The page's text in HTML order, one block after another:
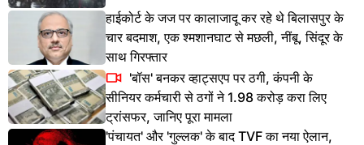
हाईकोर्ट के जज पर कालाजादू कर रहे थे बिलासपुर के
चार बदमाश, एक श्मशानघाट से मछली, नींबू, सिंदूर के
साथ गिरफ्तार
'बॉस' बनकर व्हाट्सएप पर ठगी, कंपनी के
सीनियर कर्मचारी से ठगों ने 1.98 करोड़ करा लिए
ट्रांसफर, जानिए पूरा मामला
'पंचायत' और 'गुल्लक' के बाद TVF का नया ऐलान,